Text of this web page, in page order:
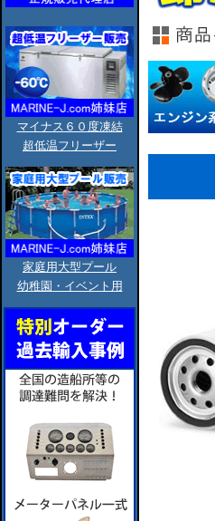
マイナス６０度凍結
超低温フリーザー
家庭用大型プール
幼稚園・イベント用